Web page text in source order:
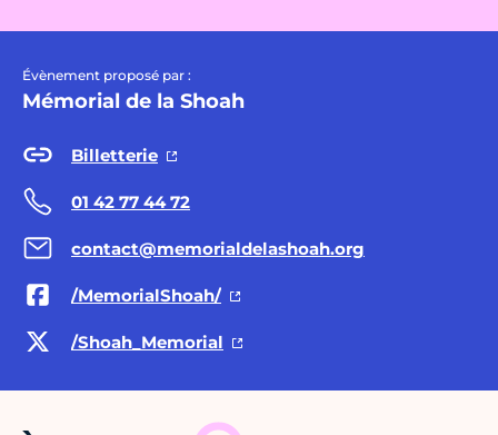
Évènement proposé par :
Mémorial de la Shoah
Billetterie
01 42 77 44 72
contact@memorialdelashoah.org
/MemorialShoah/
/Shoah_Memorial